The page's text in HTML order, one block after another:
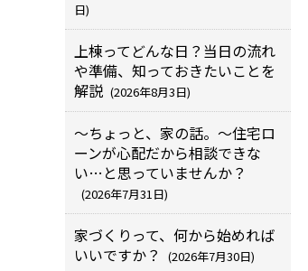
日)
上棟ってどんな日？当日の流れ
や準備、知っておきたいことを
解説 (2026年8月3日)
～ちょっと、家の話。～住宅ロ
ーンが心配だから相談できな
い…と思っていませんか？
(2026年7月31日)
家づくりって、何から始めれば
いいですか？
(2026年7月30日)